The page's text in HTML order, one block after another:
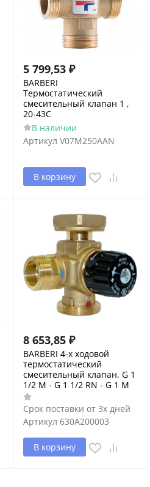
5 799,53 ₽
BARBERI
Термостатический
смесительный клапан 1 ,
20-43С
В наличии
Артикул V07M250AAN
В корзину
8 653,85 ₽
BARBERI 4-х ходовой
термостатический
смесительный клапан, G 1
1/2 M - G 1 1/2 RN - G 1 M
Срок поставки от 3х дней
Артикул 630A200003
В корзину